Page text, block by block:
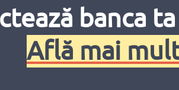
banca
Află mai